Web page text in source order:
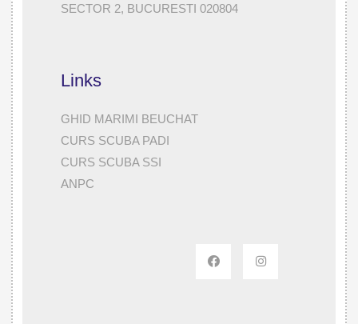
SECTOR 2, BUCURESTI 020804
Links
GHID MARIMI BEUCHAT
CURS SCUBA PADI
CURS SCUBA SSI
ANPC